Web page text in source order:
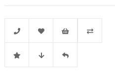
Telefonla Favorilere İstek